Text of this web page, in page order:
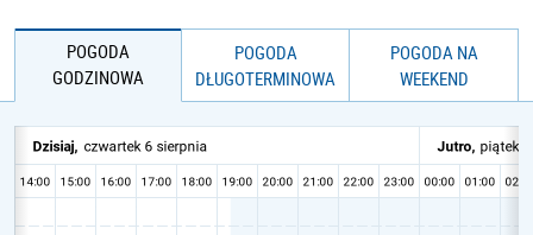
POGODA
GODZINOWA
POGODA
DŁUGOTERMINOWA
POGODA NA
WEEKEND